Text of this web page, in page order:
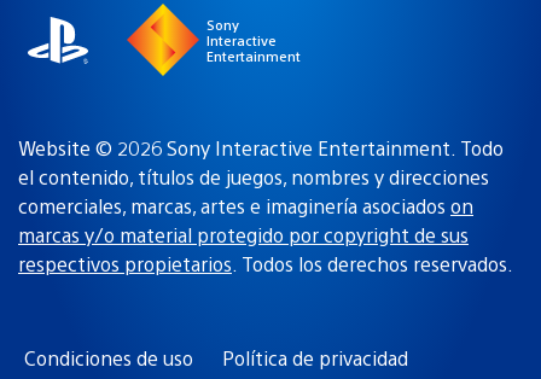
Sony
Interactive
Entertainment
Website © 2026 Sony Interactive Entertainment. Todo
el contenido, títulos de juegos, nombres y direcciones
comerciales, marcas, artes e imaginería asociados on
marcas y/o material protegido por copyright de sus
respectivos propietarios. Todos los derechos reservados.
Condiciones de uso Política de privacidad